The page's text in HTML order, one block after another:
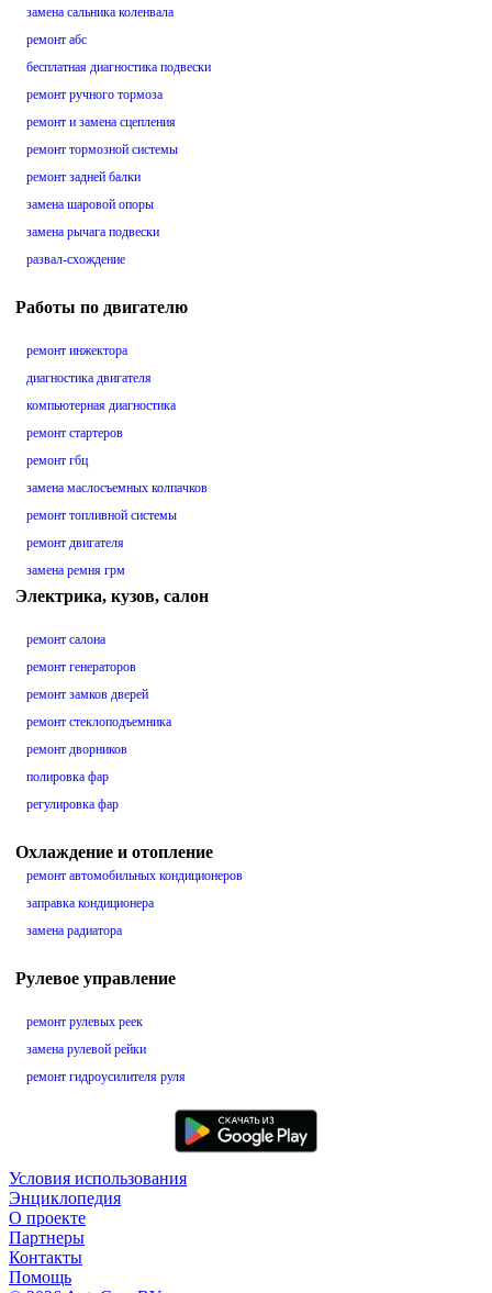
замена сальника коленвала
ремонт абс
бесплатная диагностика подвески
ремонт ручного тормоза
ремонт и замена сцепления
ремонт тормозной системы
ремонт задней балки
замена шаровой опоры
замена рычага подвески
развал-схождение
Работы по двигателю
ремонт инжектора
диагностика двигателя
компьютерная диагностика
ремонт стартеров
ремонт гбц
замена маслосъемных колпачков
ремонт топливной системы
ремонт двигателя
замена ремня грм
Электрика, кузов, салон
ремонт салона
ремонт генераторов
ремонт замков дверей
ремонт стеклоподъемника
ремонт дворников
полировка фар
регулировка фар
Охлаждение и отопление
ремонт автомобильных кондиционеров
заправка кондиционера
замена радиатора
Рулевое управление
ремонт рулевых реек
замена рулевой рейки
ремонт гидроусилителя руля
Условия использования
Энциклопедия
О проекте
Партнеры
Контакты
Помощь